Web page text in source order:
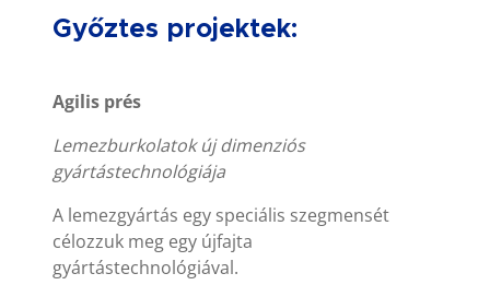
Győztes projektek:
Agilis prés
Lemezburkolatok új dimenziós
gyártástechnológiája
A lemezgyártás egy speciális szegmensét
célozzuk meg egy újfajta
gyártástechnológiával.